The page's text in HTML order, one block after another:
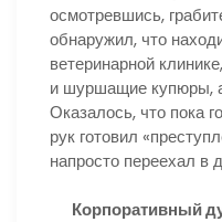
осмотревшись,
обнаружил, что
ветеринарной
и шуршащие купюры,
Оказалось, что пока
рук готовил
напросто переехал в
Корпоративный